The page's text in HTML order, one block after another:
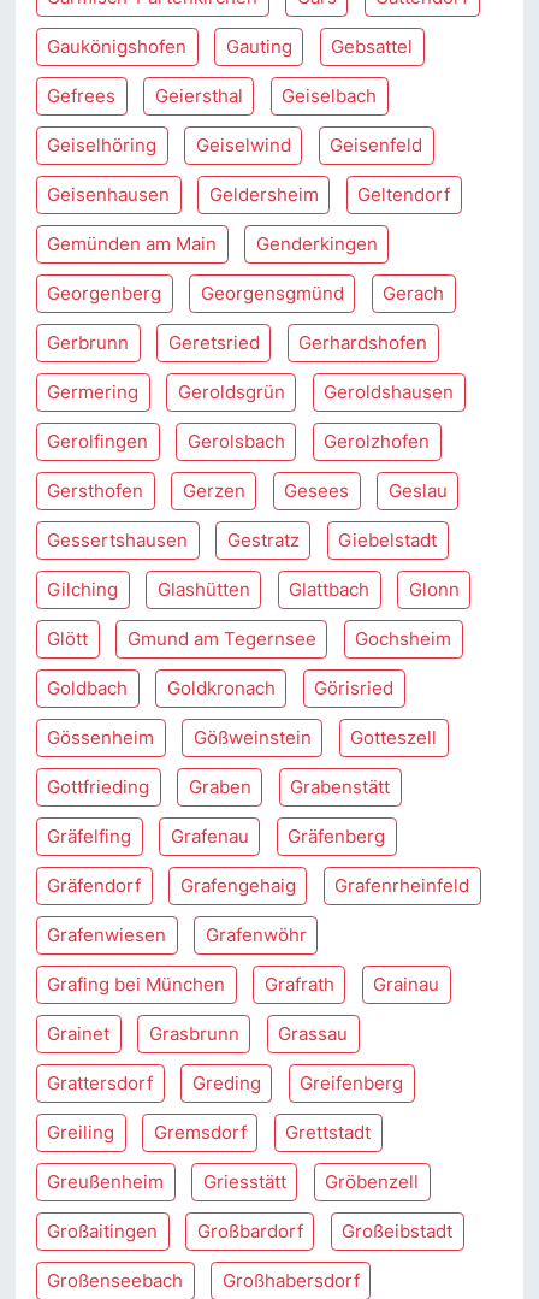
Gaukönigshofen Gauting Gebsattel
Gefrees Geiersthal Geiselbach
Geiselhöring Geiselwind Geisenfeld
Geisenhausen Geldersheim Geltendorf
Gemünden am Main Genderkingen
Georgenberg Georgensgmünd Gerach
Gerbrunn Geretsried Gerhardshofen
Germering Geroldsgrün Geroldshausen
Gerolfingen Gerolsbach Gerolzhofen
Gersthofen Gerzen Gesees Geslau
Gessertshausen Gestratz Giebelstadt
Gilching Glashütten Glattbach Glonn
Glött Gmund am Tegernsee Gochsheim
Goldbach Goldkronach Görisried
Gössenheim Gößweinstein Gotteszell
Gottfrieding Graben Grabenstätt
Gräfelfing Grafenau Gräfenberg
Gräfendorf Grafengehaig Grafenrheinfeld
Grafenwiesen Grafenwöhr
Grafing bei München Grafrath Grainau
Grainet Grasbrunn Grassau
Grattersdorf Greding Greifenberg
Greiling Gremsdorf Grettstadt
Greußenheim Griesstätt Gröbenzell
Großaitingen Großbardorf Großeibstadt
Großenseebach Großhabersdorf